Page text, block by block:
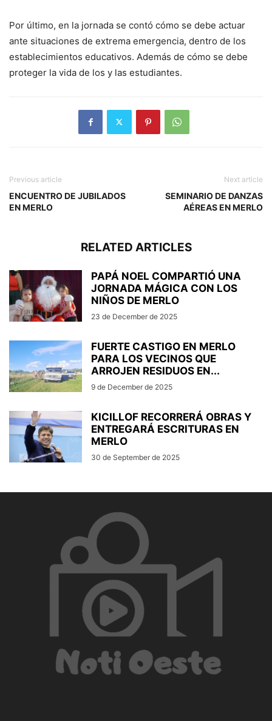
Por último, en la jornada se contó cómo se debe actuar
ante situaciones de extrema emergencia, dentro de los
establecimientos educativos. Además de cómo se debe
proteger la vida de los y las estudiantes.
Previous article
ENCUENTRO DE JUBILADOS
EN MERLO
Next article
SEMINARIO DE DANZAS
AÉREAS EN MERLO
RELATED ARTICLES
PAPÁ NOEL COMPARTIÓ UNA
JORNADA MÁGICA CON LOS
NIÑOS DE MERLO
23 de December de 2025
FUERTE CASTIGO EN MERLO
PARA LOS VECINOS QUE
ARROJEN RESIDUOS EN...
9 de December de 2025
KICILLOF RECORRERÁ OBRAS Y
ENTREGARÁ ESCRITURAS EN
MERLO
30 de September de 2025